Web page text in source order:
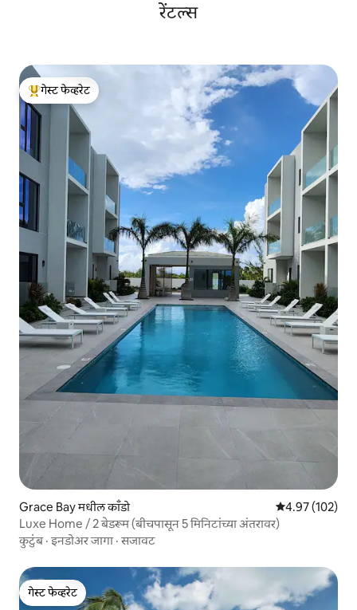
रेंटल्स
टॉप गेस्ट फेव्हरेट
गेस्ट फेव्हरेट
Grace Bay मधील काँडो 5 पैकी 4.97
4.97 (102)
Luxe Home / 2 बेडरूम (बीचपासून 5 मिनिटांच्या अंतरावर)
कुटुंब·इनडोअर जागा ·सजावट
गेस्ट फेव्हरेट
गेस्ट फेव्हरेट